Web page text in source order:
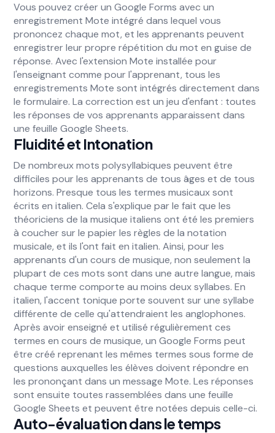
Vous pouvez créer un Google Forms avec un
enregistrement Mote intégré dans lequel vous
prononcez chaque mot, et les apprenants peuvent
enregistrer leur propre répétition du mot en guise de
réponse. Avec l'extension Mote installée pour
l'enseignant comme pour l'apprenant, tous les
enregistrements Mote sont intégrés directement dans
le formulaire. La correction est un jeu d'enfant : toutes
les réponses de vos apprenants apparaissent dans
une feuille Google Sheets.
Fluidité et Intonation
De nombreux mots polysyllabiques peuvent être
difficiles pour les apprenants de tous âges et de tous
horizons. Presque tous les termes musicaux sont
écrits en italien. Cela s'explique par le fait que les
théoriciens de la musique italiens ont été les premiers
à coucher sur le papier les règles de la notation
musicale, et ils l'ont fait en italien. Ainsi, pour les
apprenants d'un cours de musique, non seulement la
plupart de ces mots sont dans une autre langue, mais
chaque terme comporte au moins deux syllabes. En
italien, l'accent tonique porte souvent sur une syllabe
différente de celle qu'attendraient les anglophones.
Après avoir enseigné et utilisé régulièrement ces
termes en cours de musique, un Google Forms peut
être créé reprenant les mêmes termes sous forme de
questions auxquelles les élèves doivent répondre en
les prononçant dans un message Mote. Les réponses
sont ensuite toutes rassemblées dans une feuille
Google Sheets et peuvent être notées depuis celle-ci.
Auto-évaluation dans le temps